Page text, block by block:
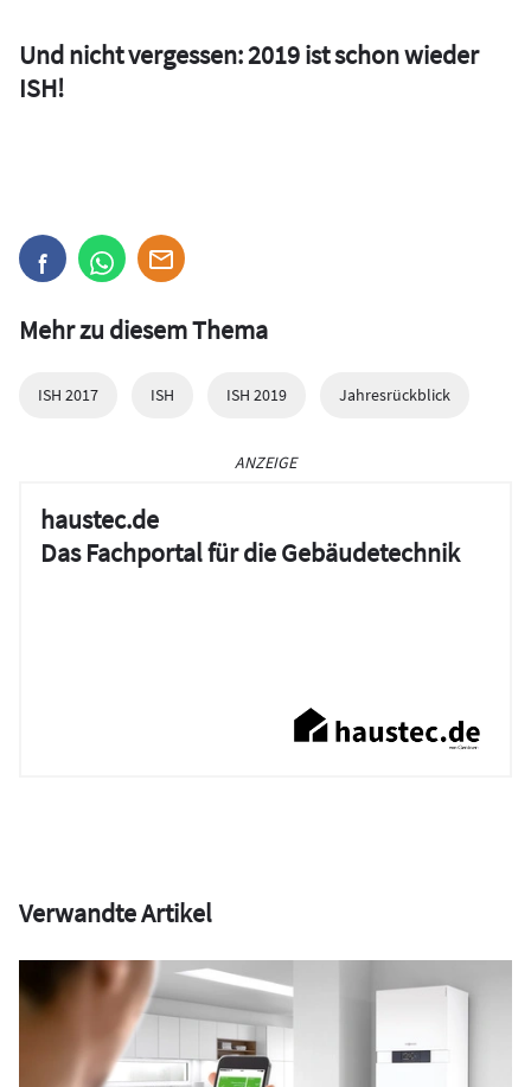
Und nicht vergessen: 2019 ist schon wieder
ISH!
Mehr zu diesem Thema
ISH 2017 ISH ISH 2019 Jahresrückblick
ANZEIGE
haustec.de
Das Fachportal für die Gebäudetechnik
Verwandte Artikel